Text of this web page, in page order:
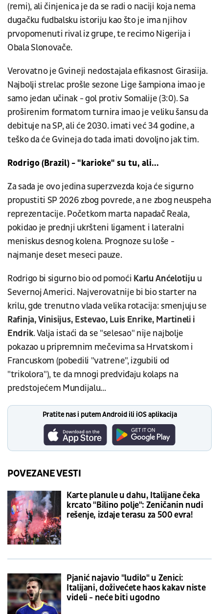
(remi), ali činjenica je da se radi o naciji koja nema
dugačku fudbalsku istoriju kao što je ima njihov
prvopomenuti rival iz grupe, te recimo Nigerija i
Obala Slonovače.
Verovatno je Gvineji nedostajala efikasnost Girasiija.
Najbolji strelac prošle sezone Lige šampiona imao je
samo jedan učinak - gol protiv Somalije (3:0). Sa
proširenim formatom turnira imao je veliku šansu da
debituje na SP, ali će 2030. imati već 34 godine, a
teško da će Gvineja do tada imati dovoljno jak tim.
Rodrigo (Brazil) - "karioke" su tu, ali...
Za sada je ovo jedina superzvezda koja će sigurno
propustiti SP 2026 zbog povrede, a ne zbog neuspeha
reprezentacije. Početkom marta napadač Reala,
pokidao je prednji ukršteni ligament i lateralni
meniskus desnog kolena. Prognoze su loše -
najmanje deset meseci pauze.
Rodrigo bi sigurno bio od pomoći Karlu Anćelotiju u
Severnoj Americi. Najverovatnije bi bio starter na
krilu, gde trenutno vlada velika rotacija: smenjuju se
Rafinja, Vinisijus, Estevao, Luis Enrike, Martineli i
Endrik. Valja istaći da se "selesao" nije najbolje
pokazao u pripremnim mečevima sa Hrvatskom i
Francuskom (pobedili "vatrene", izgubili od
"trikolora"), te da mnogi predviđaju kolaps na
predstojećem Mundijalu...
Pratite nas i putem Android ili iOS aplikacija
POVEZANE VESTI
Karte planule u dahu, Italijane čeka
krcato "Bilino polje": Zeničanin nudi
rešenje, izdaje terasu za 500 evra!
Pjanić najavio "ludilo" u Zenici:
Italijani, doživećete haos kakav niste
videli - neće biti ugodno